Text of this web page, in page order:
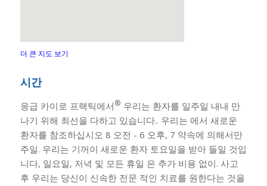
더 큰 지도 보기
시간
응급 카이로 프랙틱에서® 우리는 환자를 일주일 내내 만
나기 위해 최선을 다하고 있습니다.. 우리는 에서 새로운
환자를 참조하십시오 8 오전 - 6 오후, 7 약속에 의해서만
주일. 우리는 기꺼이 새로운 환자 토요일을 받아 들일 것입
니다, 일요일, 저녁 및 모든 휴일 은 추가 비용 없이. 사고
후 우리는 당신이 신속한 전문 적인 치료를 원한다는 것을